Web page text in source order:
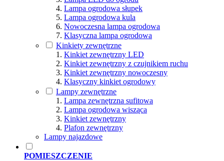
Lampa ogrodowa słupek
Lampa ogrodowa kula
Nowoczesna lampa ogrodowa
Klasyczna lampa ogrodowa
Kinkiety zewnętrzne
Kinkiet zewnętrzny LED
Kinkiet zewnętrzny z czujnikiem ruchu
Kinkiet zewnętrzny nowoczesny
Klasyczny kinkiet ogrodowy
Lampy zewnętrzne
Lampa zewnętrzna sufitowa
Lampa ogrodowa wisząca
Kinkiet zewnętrzny
Plafon zewnętrzny
Lampy najazdowe
POMIESZCZENIE